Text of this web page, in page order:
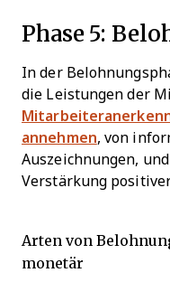
Phase 5:
In der
die Leistungen der
annehmen, von
Auszeichnungen,
Verstärkung
Arten von
monetär